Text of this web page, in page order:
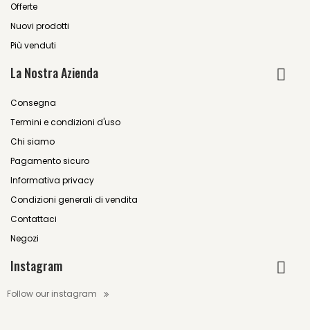
Offerte
Nuovi prodotti
Più venduti
La Nostra Azienda
Consegna
Termini e condizioni d'uso
Chi siamo
Pagamento sicuro
Informativa privacy
Condizioni generali di vendita
Contattaci
Negozi
Instagram
Follow our instagram